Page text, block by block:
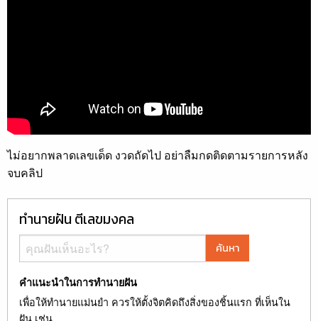
ไม่อยากพลาดเลขเด็ด งวดถัดไป อย่าลืมกดติดตามรายการหลัง
จบคลิป
ทำนายฝัน ตีเลขมงคล
ค้นหา
คำแนะนำในการทำนายฝัน
เพื่อให้ทำนายแม่นยำ ควรให้ตั้งจิตคิดถึงสิ่งของชิ้นแรก ที่เห็นใน
ฝัน เช่น